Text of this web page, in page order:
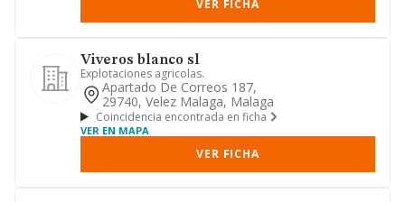
VER FICHA
Viveros blanco sl
Explotaciones agricolas.
Apartado De Correos 187,
29740, Velez Malaga, Malaga
Coincidencia encontrada en ficha
VER EN MAPA
VER FICHA